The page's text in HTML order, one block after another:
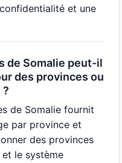
et une
de Somalie peut-il
des provinces ou
de Somalie fournit
par province et
des provinces
le système